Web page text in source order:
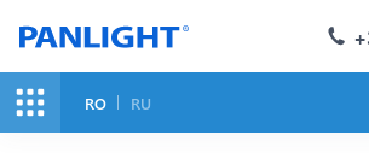
RO RU